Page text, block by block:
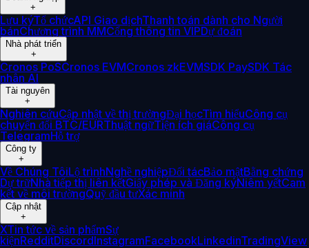
+
Lưu kýTổ chứcAPI Giao dịchThanh toán dành cho Người
bánChương trình MMCổng thông tin VIPDự đoán
Nhà phát triển
+
Cronos PoSCronos EVMCronos zkEVMSDK PaySDK Tác
nhân AI
Tài nguyên
+
Nghiên cứuCập nhật về thị trườngĐại họcTìm hiểuCông cụ
chuyển đổi BTC/EURThuật ngữTiện ích giáCông cụ
TelegramHỗ trợ
Công ty
+
Về Chúng TôiLộ trìnhNghề nghiệpĐối tácBảo mậtBằng chứng
Dự trữNhà tiếp thị liên kếtGiấy phép và Đăng kýNiêm yếtCam
kết về môi trườngQuỹ đầu tưXác minh
Cập nhật
+
XTin tức về sản phẩmSự
kiệnRedditDiscordInstagramFacebookLinkedinTradingView